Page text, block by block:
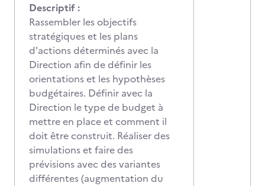
Descriptif :
Rassembler les objectifs
stratégiques et les plans
d'actions déterminés avec la
Direction afin de définir les
orientations et les hypothèses
budgétaires. Définir avec la
Direction le type de budget à
mettre en place et comment il
doit être construit. Réaliser des
simulations et faire des
prévisions avec des variantes
différentes (augmentation du